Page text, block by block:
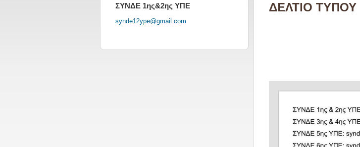
ΔΕΛΤΙΟ ΤΥΠΟΥ
ΣΥΝΔΕ 1ης&2ης ΥΠΕ
synde12ype@gmail .com